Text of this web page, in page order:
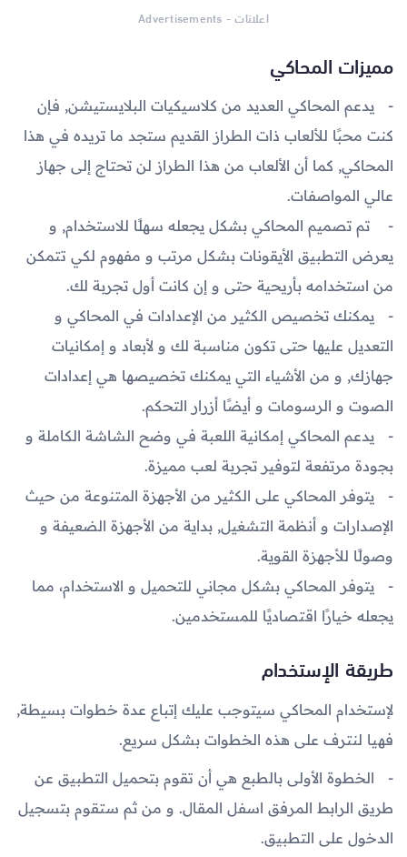
اعلانات - Advertisements
مميزات المحاكي
يدعم المحاكي العديد من كلاسيكيات البلايستيشن, فإن
كنت محبًا للألعاب ذات الطراز القديم ستجد ما تريده في هذا
المحاكي, كما أن الألعاب من هذا الطراز لن تحتاج إلى جهاز
عالي المواصفات.
تم تصميم المحاكي بشكل يجعله سهلًا للاستخدام, و
يعرض التطبيق الأيقونات بشكل مرتب و مفهوم لكي تتمكن
من استخدامه بأريحية حتى و إن كانت أول تجربة لك.
يمكنك تخصيص الكثير من الإعدادات في المحاكي و
التعديل عليها حتى تكون مناسبة لك و لأبعاد و إمكانيات
جهازك, و من الأشياء التي يمكنك تخصيصها هي إعدادات
الصوت و الرسومات و أيضًا أزرار التحكم.
يدعم المحاكي إمكانية اللعبة في وضح الشاشة الكاملة و
بجودة مرتفعة لتوفير تجربة لعب مميزة.
يتوفر المحاكي على الكثير من الأجهزة المتنوعة من حيث
الإصدارات و أنظمة التشغيل, بداية من الأجهزة الضعيفة و
وصولًا للأجهزة القوية.
يتوفر المحاكي بشكل مجاني للتحميل و الاستخدام، مما
يجعله خيارًا اقتصاديًا للمستخدمين.
طريقة الإستخدام
لإستخدام المحاكي سيتوجب عليك إتباع عدة خطوات بسيطة,
فهيا لنترف على هذه الخطوات بشكل سريع.
الخطوة الأولى بالطبع هي أن تقوم بتحميل التطبيق عن
طريق الرابط المرفق اسفل المقال. و من ثم ستقوم بتسجيل
الدخول على التطبيق.